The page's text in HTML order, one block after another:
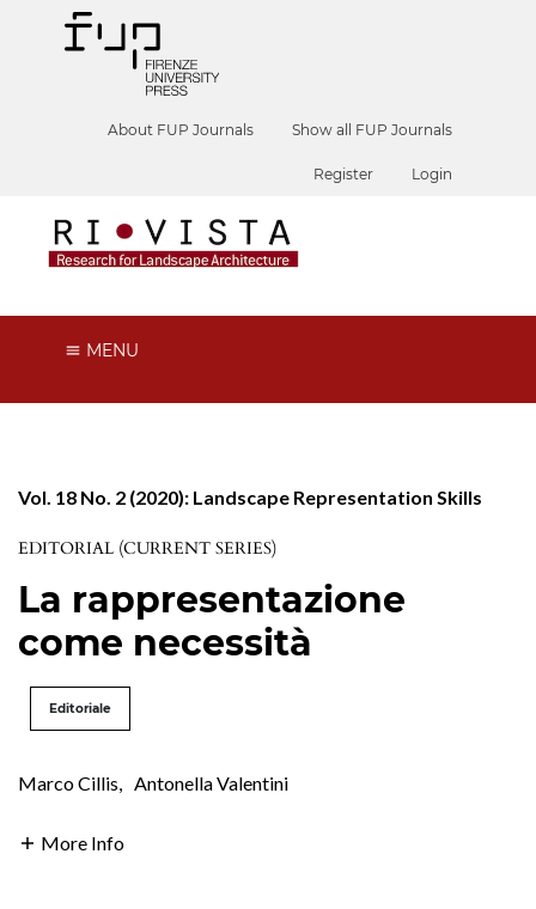
About FUP Journals Show all FUP Journals
Register Login
MENU
Vol. 18 No. 2 (2020): Landscape Representation Skills
EDITORIAL (CURRENT SERIES)
La rappresentazione
come necessità
Editoriale
Marco Cillis, Antonella Valentini
More Info